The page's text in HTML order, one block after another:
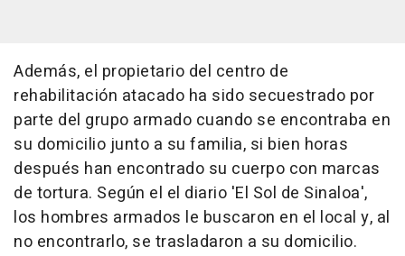
Además, el propietario del centro de
rehabilitación atacado ha sido secuestrado por
parte del grupo armado cuando se encontraba en
su domicilio junto a su familia, si bien horas
después han encontrado su cuerpo con marcas
de tortura. Según el el diario 'El Sol de Sinaloa',
los hombres armados le buscaron en el local y, al
no encontrarlo, se trasladaron a su domicilio.